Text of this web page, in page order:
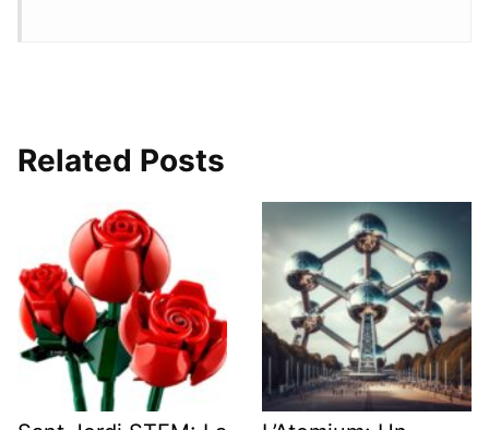
Related Posts